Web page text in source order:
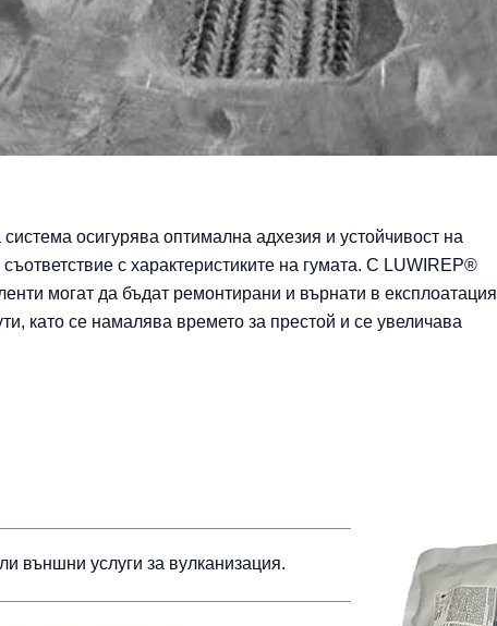
осигурява оптимална адхезия и устойчивост на
с характеристиките на гумата. С LUWIREP®
могат да бъдат ремонтирани и върнати в експлоатация
като се намалява времето за престой и се увеличава
външни услуги за вулканизация.